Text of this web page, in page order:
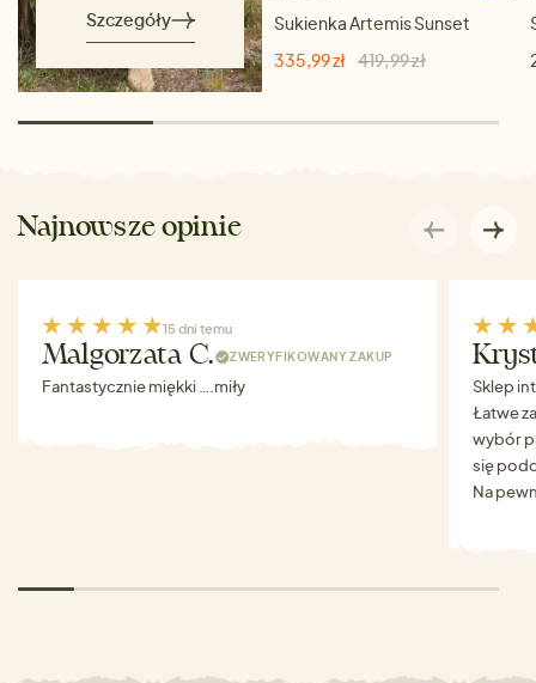
Szczegóły
Sukienka Artemis Sunset
335,99 zł 419,99 zł
Najnowsze opinie
15 dni temu
Malgorzata C. ZWERYFIKOWANY ZAKUP
Fantastycznie miękki ….miły
Sklep
Łatwe
wybór
się
Na